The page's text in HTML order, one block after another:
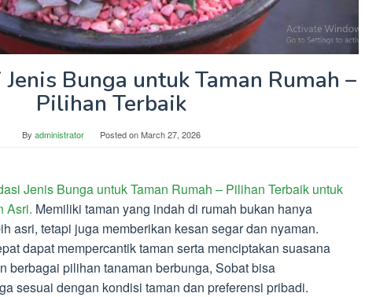
Bunga untuk Taman Rumah –
Pilihan Terbaik
By administrator Posted onMarch 27, 2026
Jenis Bunga untuk Taman Rumah – Pilihan Terbaik untuk
Asri. Memiliki taman yang indah di rumah bukan hanya
asri, tetapi juga memberikan kesan segar dan nyaman.
dapat mempercantik taman serta menciptakan suasana
berbagai pilihan tanaman berbunga, Sobat bisa
sesuai dengan kondisi taman dan preferensi pribadi.